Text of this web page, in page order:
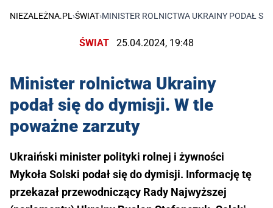
NIEZALEŻNA.PL ›ŚWIAT›MINISTER ROLNICTWA UKRAINY PODAŁ
ŚWIAT 25.04.2024, 19:48
Minister rolnictwa Ukrainy
podał się do dymisji. W tle
poważne zarzuty
Ukraiński minister polityki rolnej i żywności
Mykoła Solski podał się do dymisji. Informację tę
przekazał przewodniczący Rady Najwyższej